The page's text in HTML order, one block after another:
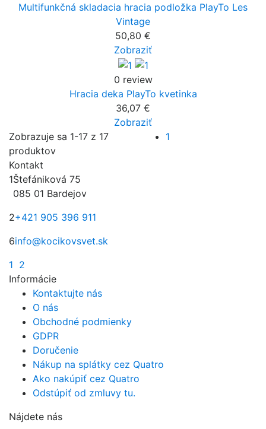
Multifunkčná skladacia hracia podložka PlayTo Les
Vintage
50,80 €
Zobraziť
0 review
Hracia deka PlayTo kvetinka
36,07 €
Zobraziť
Zobrazuje sa 1-17 z 17
produktov
1
Kontakt
1Štefániková 75
085 01 Bardejov
2+421 905 396 911
6info@kocikovsvet.sk
1 2
Informácie
Kontaktujte nás
O nás
Obchodné podmienky
GDPR
Doručenie
Nákup na splátky cez Quatro
Ako nakúpiť cez Quatro
Odstúpiť od zmluvy tu.
Nájdete nás